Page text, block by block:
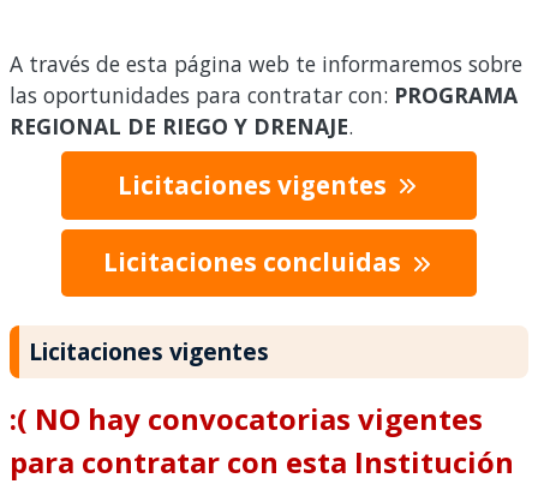
A través de esta página web te informaremos sobre
las oportunidades para contratar con: PROGRAMA
REGIONAL DE RIEGO Y DRENAJE.
Licitaciones vigentes
Licitaciones concluidas
Licitaciones vigentes
:( NO hay convocatorias vigentes
para contratar con esta Institución